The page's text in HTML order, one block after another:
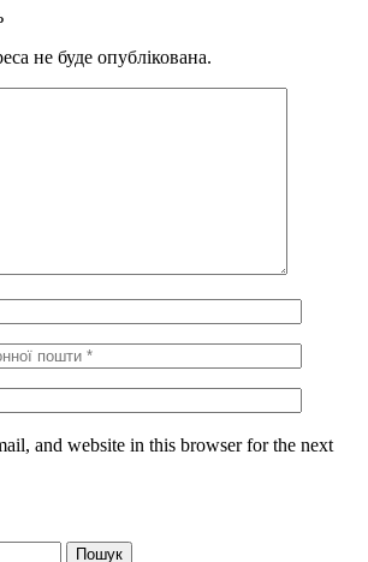
не буде опублікована.
and website in this browser for the next